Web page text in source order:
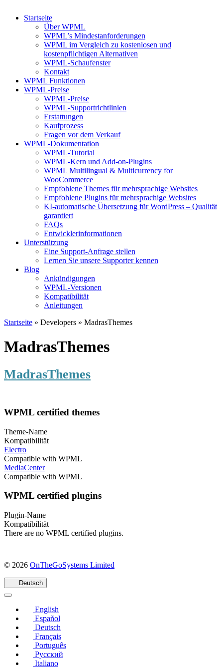
Startseite
Über WPML
WPML’s Mindestanforderungen
WPML im Vergleich zu kostenlosen und
kostenpflichtigen Alternativen
WPML-Schaufenster
Kontakt
WPML Funktionen
WPML-Preise
WPML-Preise
WPML-Supportrichtlinien
Erstattungen
Kaufprozess
Fragen vor dem Verkauf
WPML-Dokumentation
WPML-Tutorial
WPML-Kern und Add-on-Plugins
WPML Multilingual & Multicurrency for
WooCommerce
Empfohlene Themes für mehrsprachige Websites
Empfohlene Plugins für mehrsprachige Websites
KI-automatische Übersetzung für WordPress – Qualität
garantiert
FAQs
Entwicklerinformationen
Unterstützung
Eine Support-Anfrage stellen
Lernen Sie unsere Supporter kennen
Blog
Ankündigungen
WPML-Versionen
Kompatibilität
Anleitungen
Startseite » Developers » MadrasThemes
MadrasThemes
MadrasThemes
WPML certified themes
Theme-Name
Kompatibilität
Electro
Compatible with WPML
MediaCenter
Compatible with WPML
WPML certified plugins
Plugin-Name
Kompatibilität
There are no WPML certified plugins.
© 2026 OnTheGoSystems Limited
Deutsch
English
Español
Deutsch
Français
Português
Русский
Italiano